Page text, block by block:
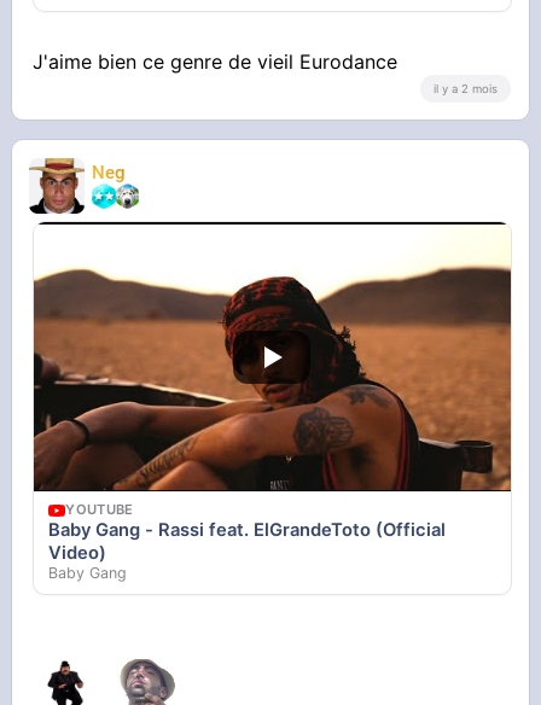
J'aime bien ce genre de vieil Eurodance
il y a 2 mois
Neg
YOUTUBE
Baby Gang - Rassi feat. ElGrandeToto (Official
Video)
Baby Gang